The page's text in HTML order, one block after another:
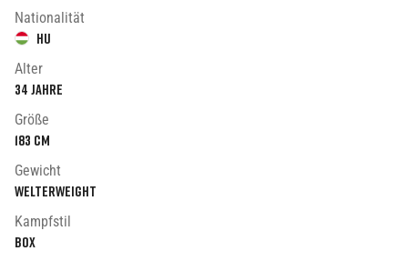
Nationalität
HU
Alter
34 Jahre
Größe
183 cm
Gewicht
Welterweight
Kampfstil
Box